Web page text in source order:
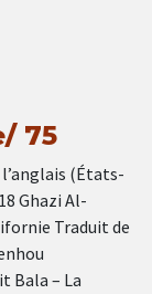
75
l’anglais (États-
Ghazi Al-
Traduit de
Bala – La